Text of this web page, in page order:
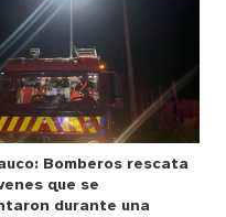
Bomberos rescata
que se
durante una